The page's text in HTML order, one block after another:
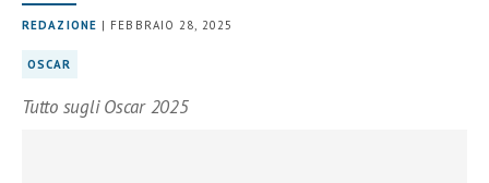
REDAZIONE | FEBBRAIO 28, 2025
OSCAR
Tutto sugli Oscar 2025